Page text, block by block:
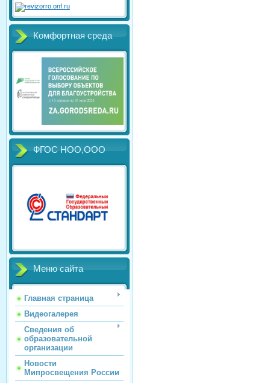
Комфортная среда
ФГОС НОО,ООО
Меню сайта
Главная страница
Видеогалерея
Сведения об
образовательной
организации
Новости
Мипросвещения России